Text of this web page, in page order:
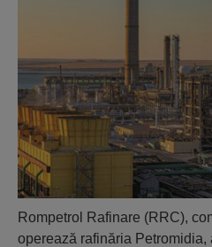
Rompetrol Rafinare (RRC),
operează rafinăria Petromidia,